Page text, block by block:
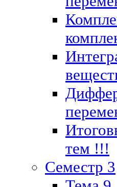
тем !!!
Семестр 3